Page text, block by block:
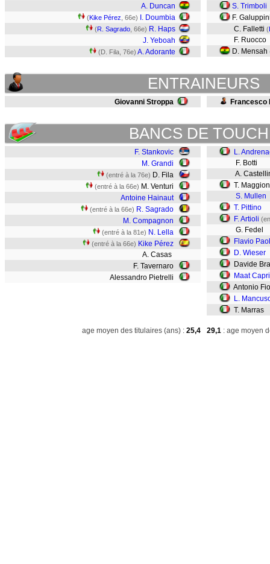
A. Duncan
(Kike Pérez , 66e) I. Doumbia
(R. Sagrado , 66e) R. Haps
J. Yeboah
(D. Fila, 76e) A. Adorante
S. Trimboli
F.
C. Falletti (
F. Ruocco
D. Mensah
ENTRAINEURS
Giovanni Stroppa Francesco
BANCS DE
F. Stankovic
M. Grandi
(entré à la 76e) D. Fila
(entré à la 66e) M. Venturi
Antoine Hainaut
(entré à la 66e) R. Sagrado
M. Compagnon
(entré à la 81e) N. Lella
(entré à la 66e) Kike Pérez
A. Casas
F. Tavernaro
Alessandro Pietrelli
L.
F. Botti
A.
T.
S. Mullen
T. Pittino
F. Artioli
G. Fedel
Flavio
D. Wieser
Davide
Maat
Antonio
L.
T. Marras
age moyen des titulaires (ans) : 25,4 29,1 : age moyen